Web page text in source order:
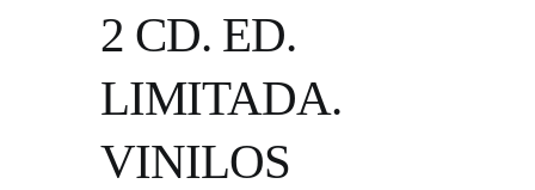
2 CD. ED.
LIMITADA.
VINILOS